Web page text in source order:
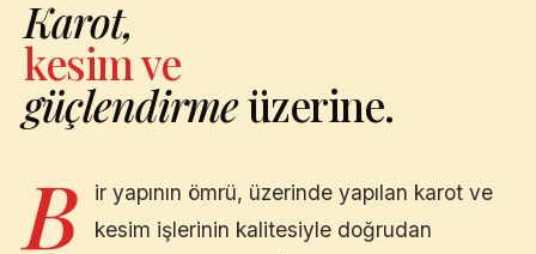
Karot,
kesim ve
güçlendirmeüzerine.
B
ir yapının ömrü, üzerinde yapılan karot ve
kesim işlerinin kalitesiyle doğrudan